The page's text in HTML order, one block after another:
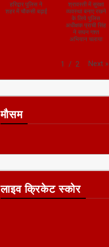
हरिद्वार पुलिस ने
शहर में चौकसी बढ़ाई
श्रावस्ती में सुरक्षा
व्यवस्था बनाए रखने
के लिये पुलिस
अधीक्षक प्राची सिंह
ने सघन गश्त
अभियान चलाया
1 / 2 Next »
मौसम
लाइव क्रिकेट स्कोर